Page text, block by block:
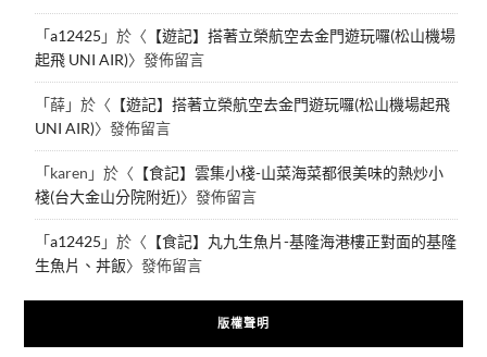
「a12425 」於〈 【遊記】搭著立榮航空去金門遊玩囉(松山機場
起飛 UNI AIR)〉發佈留言
「薛」於〈 【遊記】搭著立榮航空去金門遊玩囉(松山機場起飛
UNI AIR)〉發佈留言
「karen 」於〈 【食記】雲集小棧-山菜海菜都很美味的熱炒小
棧(台大金山分院附近)〉發佈留言
「a12425 」於〈 【食記】丸九生魚片-基隆海港樓正對面的基隆
生魚片、丼飯〉發佈留言
版權聲明